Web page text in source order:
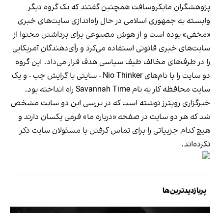
پژوهشگران مایکروسافت همچنین گفتند که یک گروه دیگر
وابسته به جمهوری اسلامی در حال راه‌اندازی سایت‌های خبری
«مخفی» بوده‌ است و از هوش مصنوعی برای برداشتن محتوا از
سایت‌های خبری قانونی استفاده می‌کرد و رأی‌دهندگان آمریکایی
را در طرف‌های مخالف طیف سیاسی هدف قرار می‌داد. این گروه
دو سایت را با نام‌های Nio Thinker - سایتی با گرایش چپ - و یک
سایت محافظه کار به نام Savannah Time راه انداخته بود.
خبرگزاری رویترز نوشته است که در بررسی این دو سایت مشخص
شد که هر دو سایت در صفحه «درباره ما» فرمی یکسان دارند و
هیچ کدام جزییاتی را برای تماس گرفتن با مسئولان سایت ذکر
نکرده‌‌اند.
پربازدیدترین‌ها